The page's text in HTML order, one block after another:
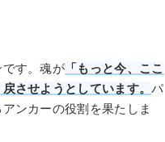
す。魂が 「もっと今、ここ
させようとしています。パ
ンカーの役割を果たしま